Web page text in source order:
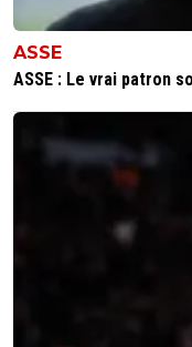
ASSE
ASSE : Le vrai patron